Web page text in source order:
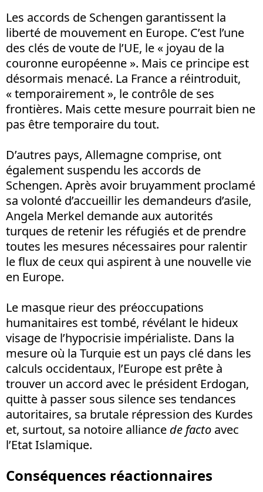
Les accords de Schengen garantissent la
liberté de mouvement en Europe. C’est l’une
des clés de voute de l’UE, le « joyau de la
couronne européenne ». Mais ce principe est
désormais menacé. La France a réintroduit,
« temporairement », le contrôle de ses
frontières. Mais cette mesure pourrait bien ne
pas être temporaire du tout.
D’autres pays, Allemagne comprise, ont
également suspendu les accords de
Schengen. Après avoir bruyamment proclamé
sa volonté d’accueillir les demandeurs d’asile,
Angela Merkel demande aux autorités
turques de retenir les réfugiés et de prendre
toutes les mesures nécessaires pour ralentir
le flux de ceux qui aspirent à une nouvelle vie
en Europe.
Le masque rieur des préoccupations
humanitaires est tombé, révélant le hideux
visage de l’hypocrisie impérialiste. Dans la
mesure où la Turquie est un pays clé dans les
calculs occidentaux, l’Europe est prête à
trouver un accord avec le président Erdogan,
quitte à passer sous silence ses tendances
autoritaires, sa brutale répression des Kurdes
et, surtout, sa notoire alliance de facto avec
l’Etat Islamique.
Conséquences réactionnaires